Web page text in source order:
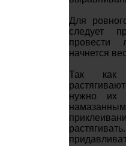
Для
следует
провести
начнется
Так как
нужно их